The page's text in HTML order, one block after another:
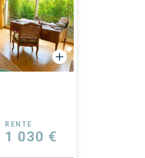
RENTE
1 030 €